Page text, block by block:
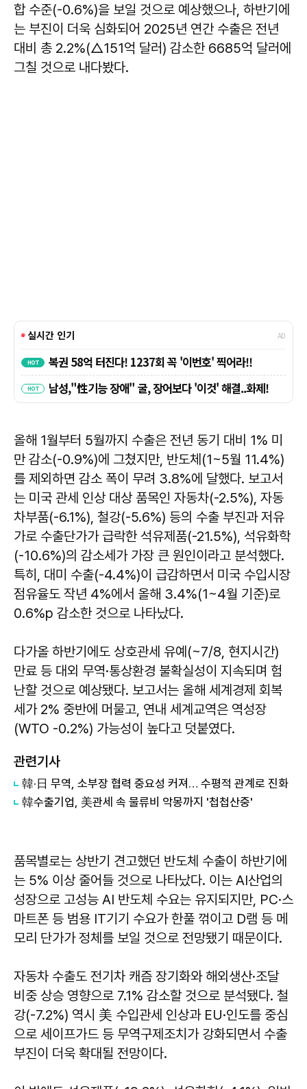
합 수준(-0.6%)을 보일 것으로 예상했으나, 하반기에
는 부진이 더욱 심화되어 2025년 연간 수출은 전년
대비 총 2.2%(△151억 달러) 감소한 6685억 달러에
그칠 것으로 내다봤다.
올해 1월부터 5월까지 수출은 전년 동기 대비 1% 미
만 감소(-0.9%)에 그쳤지만, 반도체(1~5월 11.4%)
를 제외하면 감소 폭이 무려 3.8%에 달했다. 보고서
는 미국 관세 인상 대상 품목인 자동차(-2.5%), 자동
차부품(-6.1%), 철강(-5.6%) 등의 수출 부진과 저유
가로 수출단가가 급락한 석유제품(-21.5%), 석유화학
(-10.6%)의 감소세가 가장 큰 원인이라고 분석했다.
특히, 대미 수출(-4.4%)이 급감하면서 미국 수입시장
점유율도 작년 4%에서 올해 3.4%(1~4월 기준)로
0.6%p 감소한 것으로 나타났다.
다가올 하반기에도 상호관세 유예(~7/8, 현지시간)
만료 등 대외 무역·통상환경 불확실성이 지속되며 험
난할 것으로 예상됐다. 보고서는 올해 세계경제 회복
세가 2% 중반에 머물고, 연내 세계교역은 역성장
(WTO -0.2%) 가능성이 높다고 덧붙였다.
관련기사
韓·日 무역, 소부장 협력 중요성 커져… 수평적 관계로 진화
韓수출기업, 美관세 속 물류비 악몽까지 '첩첩산중'
품목별로는 상반기 견고했던 반도체 수출이 하반기에
는 5% 이상 줄어들 것으로 나타났다. 이는 AI산업의
성장으로 고성능 AI 반도체 수요는 유지되지만, PC·스
마트폰 등 범용 IT기기 수요가 한풀 꺾이고 D램 등 메
모리 단가가 정체를 보일 것으로 전망됐기 때문이다.
자동차 수출도 전기차 캐즘 장기화와 해외생산·조달
비중 상승 영향으로 7.1% 감소할 것으로 분석됐다. 철
강(-7.2%) 역시 美 수입관세 인상과 EU·인도를 중심
으로 세이프가드 등 무역구제조치가 강화되면서 수출
부진이 더욱 확대될 전망이다.